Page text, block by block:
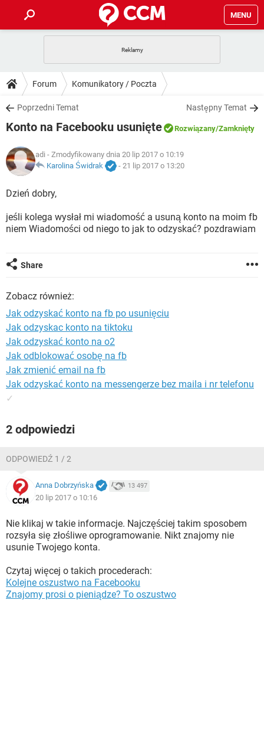
MENU
GRY WHATSAPP
SPOTIFY
INSTAGRAM FACEBOOK
WINDOWS 10
PORADY
PlayStation TIKTOK
INSTAGRAM FACEBOOK
WINDOWS 10
DO POBRANIA
ANDROID TIKTOK
GRY
IOS NETFLIX
INSTAGRAM
COVID-19 TIKTOK
GRY
SPOTIFY
INSTAGRAM FACEBOOK
ARTYKUŁY
COVID-19
SPOTIFY NETFLIX
WINDOWS 10
Forum Komunikatory / Poczta
Poprzedni Temat Następny Temat
Konto na Facebooku usunięte Rozwiązany/Zamknięty
adi - Zmodyfikowany dnia 20 lip 2017 o 10:19
Karolina Świdrak
- 21 lip 2017 o 13:20
Dzień dobry,
jeśli kolega wysłał mi wiadomość a usuną konto na moim fb
niem Wiadomości od niego to jak to odzyskać? pozdrawiam
Share
Zobacz również:
Jak odzyskać konto na fb po usunięciu
Jak odzyskac konto na tiktoku
Jak odzyskać konto na o2
Jak odblokować osobę na fb
Jak zmienić email na fb
Jak odzyskać konto na messengerze bez maila i nr telefonu
✓
2 odpowiedzi
ODPOWIEDŹ 1 / 2
Anna Dobrzyńska 13 497
20 lip 2017 o 10:16
Nie klikaj w takie informacje. Najczęściej takim sposobem
rozsyła się złośliwe oprogramowanie. Nikt znajomy nie
usunie Twojego konta.
Czytaj więcej o takich procederach:
Kolejne oszustwo na Facebooku
Znajomy prosi o pieniądze? To oszustwo